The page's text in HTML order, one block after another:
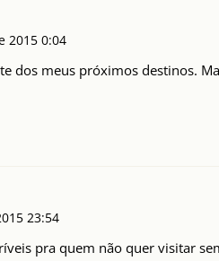
2015 0:04
dos meus próximos destinos.
23:54
pra quem não quer visitar